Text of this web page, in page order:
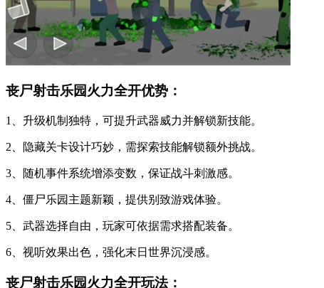
丧尸射击乐园火力全开优势：
1、升级机制独特，可提升武器威力并解锁新技能。
2、隐藏关卡设计巧妙，需探索技能解锁额外挑战。
3、随机事件系统增添变数，保证战斗刺激感。
4、僵尸乐园主题新颖，提供别致游戏体验。
5、武器选择自由，玩家可依据需求搭配装备。
6、视听效果出色，强化末日世界沉浸感。
丧尸射击乐园火力全开玩法：